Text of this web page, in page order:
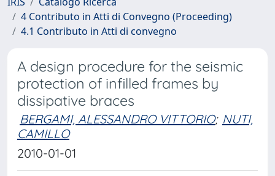
4 Contributo in Atti di Convegno (Proceeding)
4.1 Contributo in Atti di convegno
A design procedure for the seismic
protection of infilled frames by
dissipative braces
BERGAMI, ALESSANDRO VITTORIO; NUTI,
CAMILLO
2010-01-01